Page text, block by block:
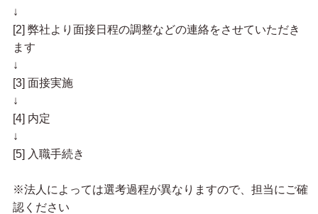
↓
[2] 弊社より面接日程の調整などの連絡をさせていただき
ます
↓
[3] 面接実施
↓
[4] 内定
↓
[5] 入職手続き
※法人によっては選考過程が異なりますので、担当にご確
認ください